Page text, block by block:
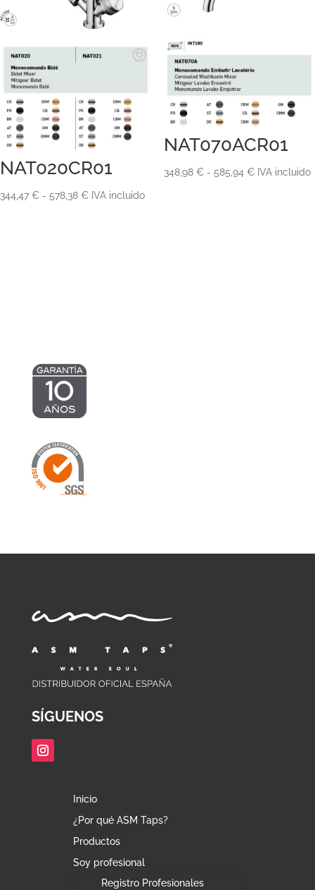
NAT020CR01
344,47 € - 578,38 €Rango
IVA incluido
NAT070ACR01
348,98 € - 585,94 €Rango
IVA incluido
SÍGUENOS
Inicio
¿Por qué ASM Taps?
Productos
Soy profesional
Registro Profesionales